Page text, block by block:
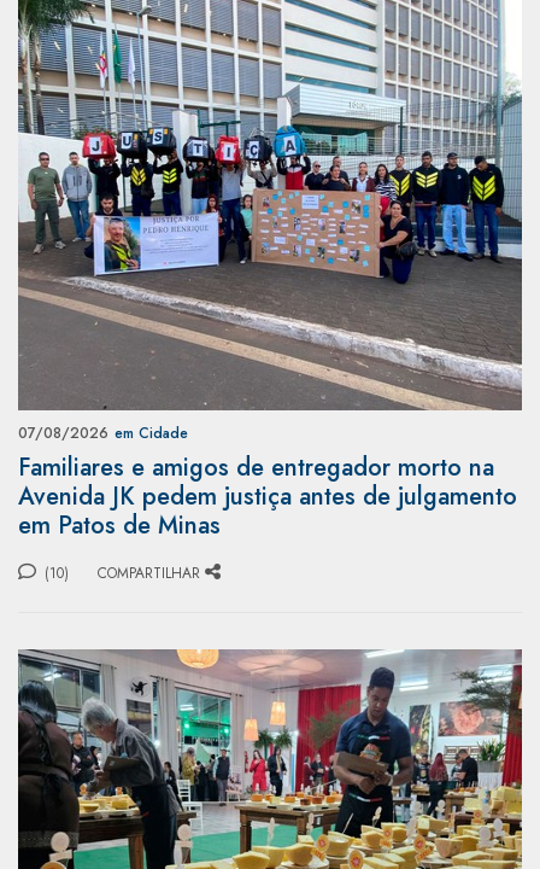
07/08/2026 em Cidade
Familiares e amigos de entregador morto na
Avenida JK pedem justiça antes de julgamento
em Patos de Minas
(10) COMPARTILHAR